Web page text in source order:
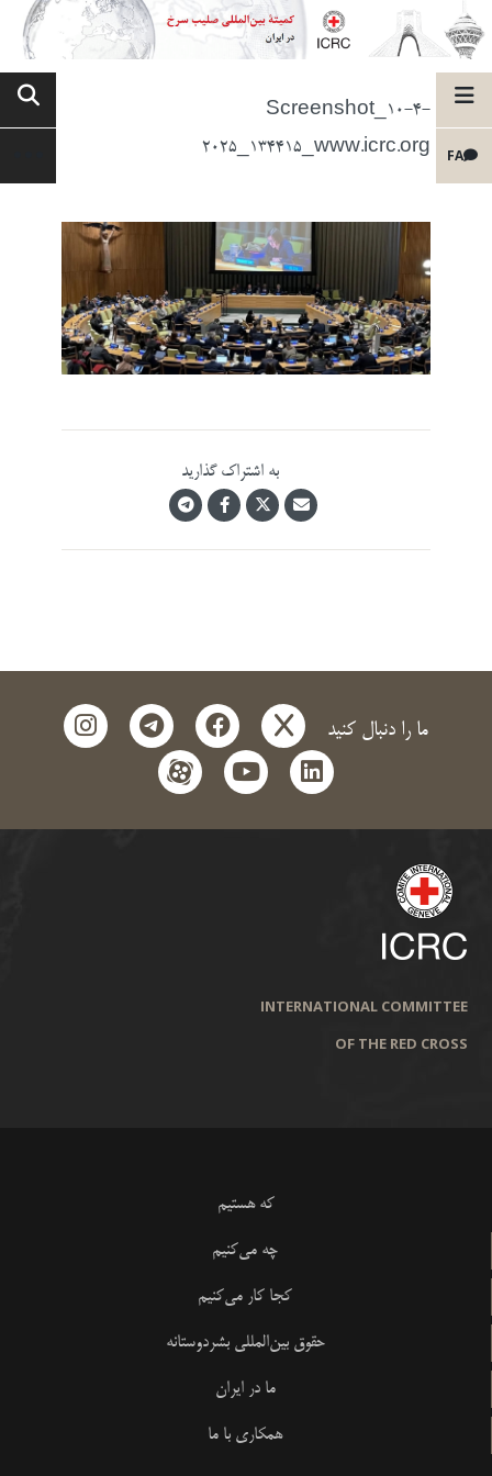
FA
Screenshot_10-4-
2025_134415_www.icrc.org
به اشتراک گذارید
ما را دنبال کنید x
facebook
telegram
instagram
linkedin
youtube
aparat
INTERNATIONAL COMMITTEE
OF THE RED CROSS
که هستیم
چه می‌کنیم
کجا کار می‌کنیم
حقوق بین‌المللی بشردوستانه
ما در ایران
همکاری با ما